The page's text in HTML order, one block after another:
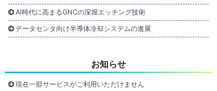
AI時代に高まるGNCの深堀エッチング技術
データセンタ向け半導体冷却システムの進展
お知らせ
現在一部サービスがご利用いただけません